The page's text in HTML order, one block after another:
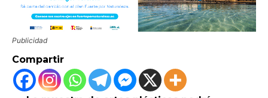
Publicidad
Compartir